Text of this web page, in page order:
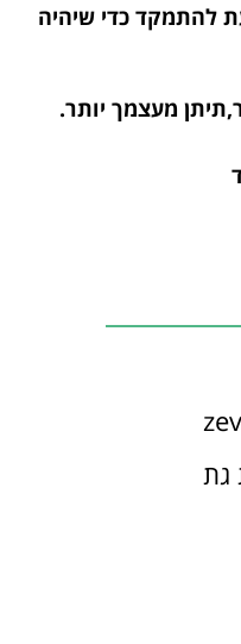
להתמקד כדי שיהיה
מעצמך יותר.